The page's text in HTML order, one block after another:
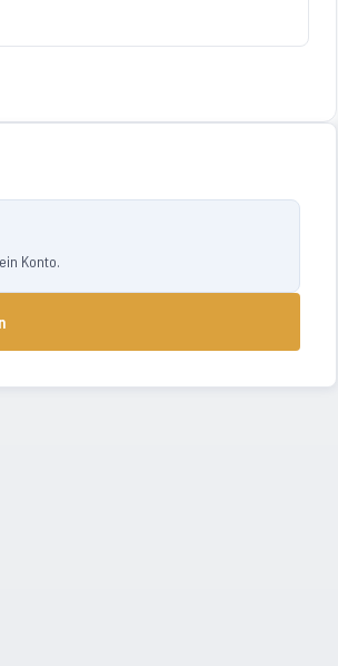
Konto.